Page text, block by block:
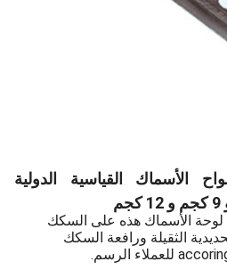
الأسماك القياسية الدولية
الأسماك هذه على السكك
الثقيلة ورافعة السكك